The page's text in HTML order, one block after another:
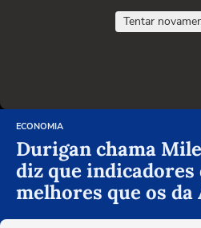
Tentar
ECONOMIA
Durigan chama
diz que indicadores
melhores que os